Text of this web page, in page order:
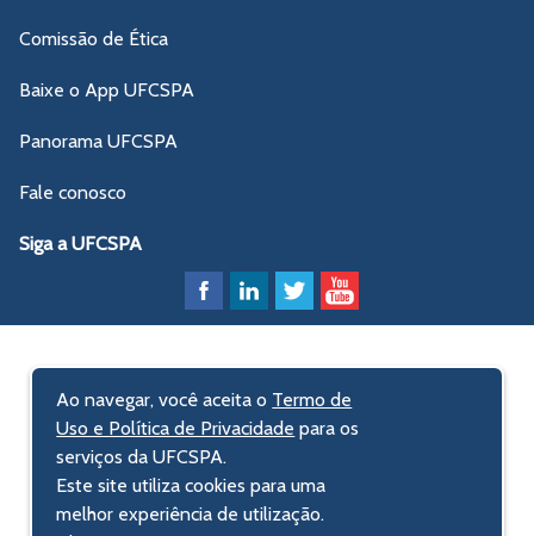
Comissão de Ética
Baixe o App UFCSPA
Panorama UFCSPA
Fale conosco
Siga a UFCSPA
Ao navegar, você aceita o Termo de
Uso e Política de Privacidade para os
serviços da UFCSPA.
Este site utiliza cookies para uma
melhor experiência de utilização.